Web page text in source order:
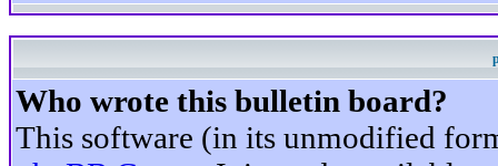
Who wrote this bulletin board?
This software (in its unmodified